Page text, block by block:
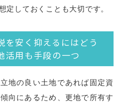
定しておくことも大切です。
を安く抑えるにはどう
活用も手段の一つ
地の良い土地であれば固定資
向にあるため、更地で所有す